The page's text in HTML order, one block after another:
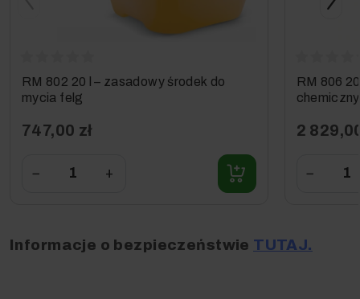
RM 802 20 l – zasadowy środek do
mycia felg
747,00 zł
− +
RM 806
2
−
Informacje o bezpieczeństwie TUTAJ.